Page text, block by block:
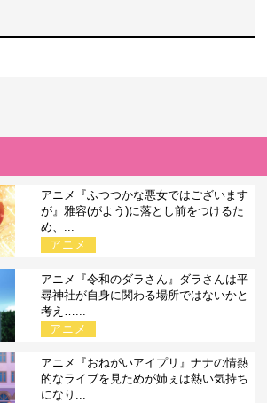
アニメ『ふつつかな悪女ではございます
が』雅容(がよう)に落とし前をつけるた
め、...
アニメ
アニメ『令和のダラさん』ダラさんは平
尋神社が自身に関わる場所ではないかと
考え…...
アニメ
アニメ『おねがいアイプリ』ナナの情熱
的なライブを見ためが姉ぇは熱い気持ち
になり...